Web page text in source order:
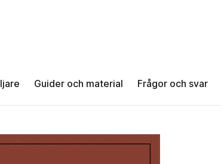
Guider och material Frågor och svar